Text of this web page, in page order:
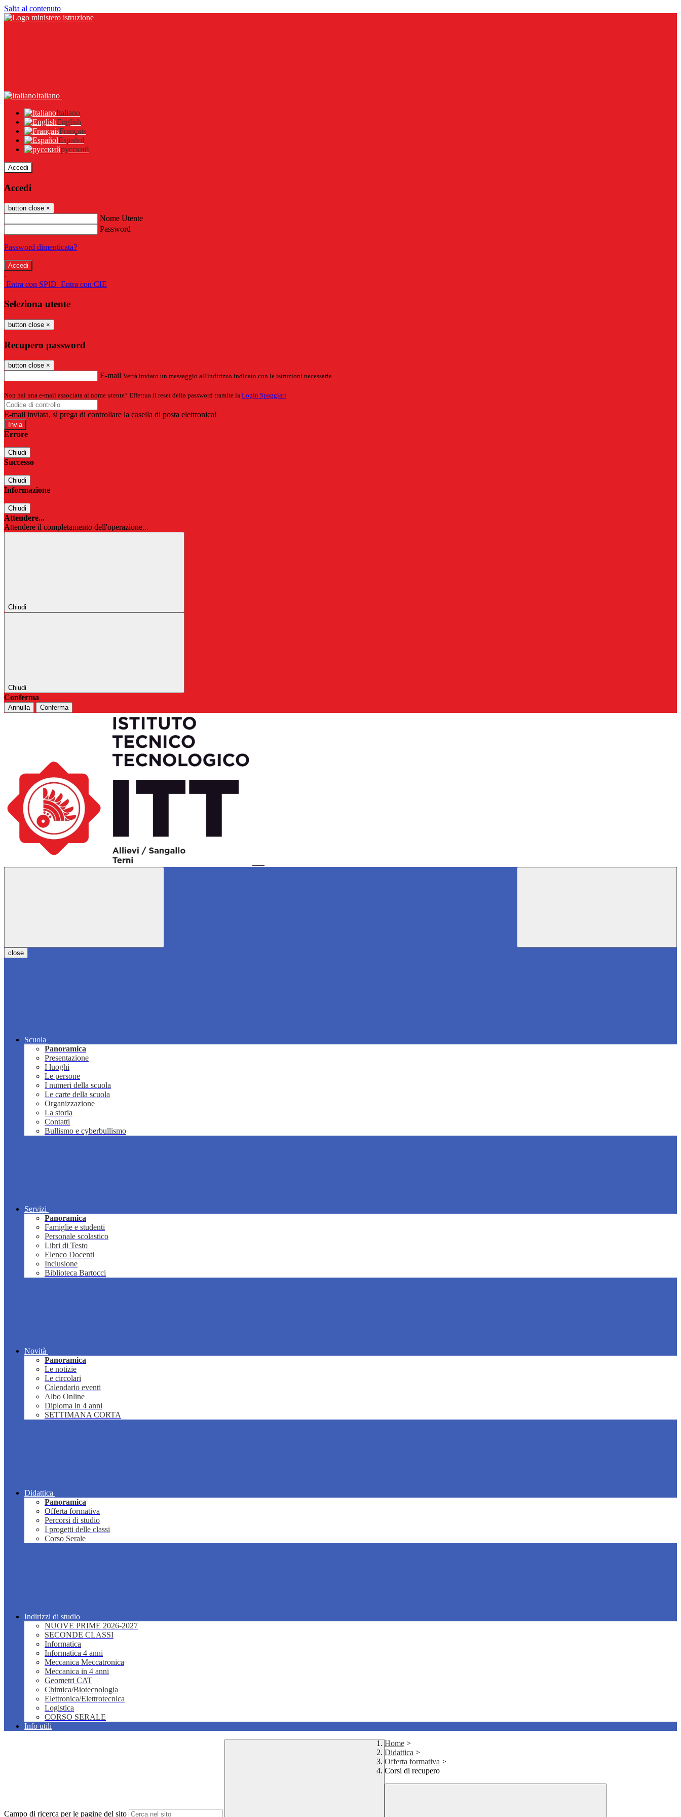
Salta al contenuto
Italiano
Italiano
English
Français
Español
русский
Accedi
Accedi
button close ×
Nome Utente
Password
Password dimenticata?
-
Entra con SPID Entra con CIE
Seleziona utente
button close ×
Recupero password
button close ×
E-mail Verrà inviato un messaggio all'indirizzo indicato con le istruzioni necessarie.
Non hai una e-mail associata al nome utente? Effettua il reset della password tramite la Login Spaggiari
E-mail inviata, si prega di controllare la casella di posta elettronica!
Errore
Chiudi
Successo
Chiudi
Informazione
Chiudi
Attendere...
Attendere il completamento dell'operazione...
Chiudi
Chiudi
Conferma
Annulla Conferma
close
Scuola
Panoramica
Presentazione
I luoghi
Le persone
I numeri della scuola
Le carte della scuola
Organizzazione
La storia
Contatti
Bullismo e cyberbullismo
Servizi
Panoramica
Famiglie e studenti
Personale scolastico
Libri di Testo
Elenco Docenti
Inclusione
Biblioteca Bartocci
Novità
Panoramica
Le notizie
Le circolari
Calendario eventi
Albo Online
Diploma in 4 anni
SETTIMANA CORTA
Didattica
Panoramica
Offerta formativa
Percorsi di studio
I progetti delle classi
Corso Serale
Indirizzi di studio
NUOVE PRIME 2026-2027
SECONDE CLASSI
Informatica
Informatica 4 anni
Meccanica Meccatronica
Meccanica in 4 anni
Geometri CAT
Chimica/Biotecnologia
Elettronica/Elettrotecnica
Logistica
CORSO SERALE
Info utili
Campo di ricerca per le pagine del sito
Home >
Didattica >
Offerta formativa >
Corsi di recupero